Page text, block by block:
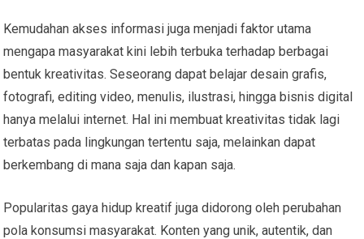
Kemudahan akses informasi juga menjadi faktor utama
mengapa masyarakat kini lebih terbuka terhadap berbagai
bentuk kreativitas. Seseorang dapat belajar desain grafis,
fotografi, editing video, menulis, ilustrasi, hingga bisnis digital
hanya melalui internet. Hal ini membuat kreativitas tidak lagi
terbatas pada lingkungan tertentu saja, melainkan dapat
berkembang di mana saja dan kapan saja.
Popularitas gaya hidup kreatif juga didorong oleh perubahan
pola konsumsi masyarakat. Konten yang unik, autentik, dan